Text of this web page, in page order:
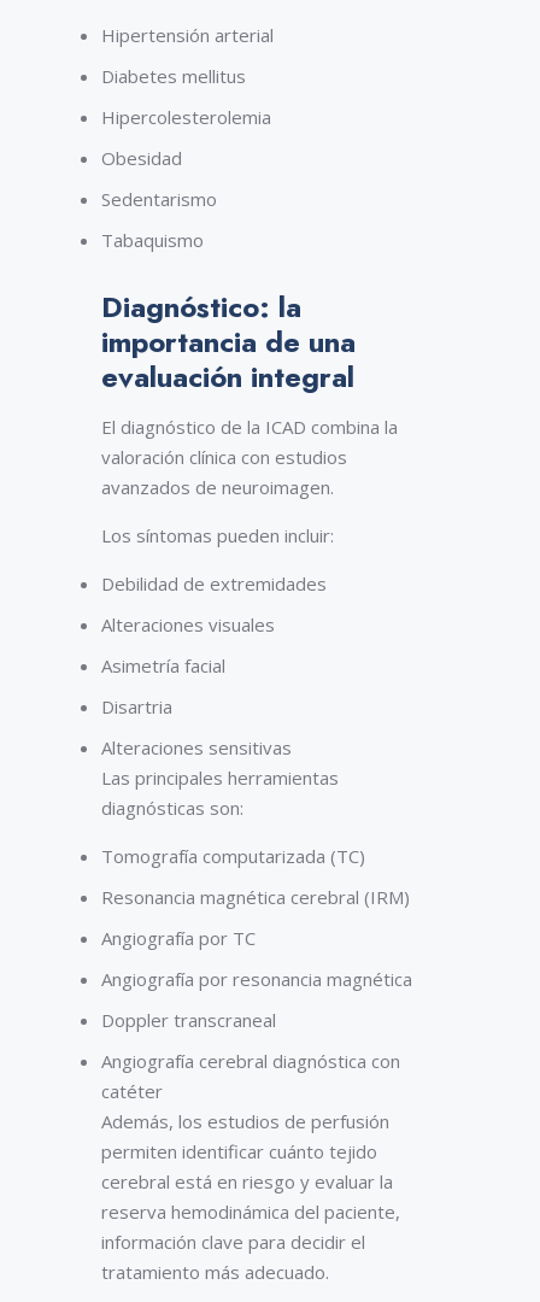
Hipertensión arterial
Diabetes mellitus
Hipercolesterolemia
Obesidad
Sedentarismo
Tabaquismo
Diagnóstico: la
importancia de una
evaluación integral
El diagnóstico de la ICAD combina la
valoración clínica con estudios
avanzados de neuroimagen.
Los síntomas pueden incluir:
Debilidad de extremidades
Alteraciones visuales
Asimetría facial
Disartria
Alteraciones sensitivas
Las principales herramientas
diagnósticas son:
Tomografía computarizada (TC)
Resonancia magnética cerebral (IRM)
Angiografía por TC
Angiografía por resonancia magnética
Doppler transcraneal
Angiografía cerebral diagnóstica con
catéter
Además, los estudios de perfusión
permiten identificar cuánto tejido
cerebral está en riesgo y evaluar la
reserva hemodinámica del paciente,
información clave para decidir el
tratamiento más adecuado.